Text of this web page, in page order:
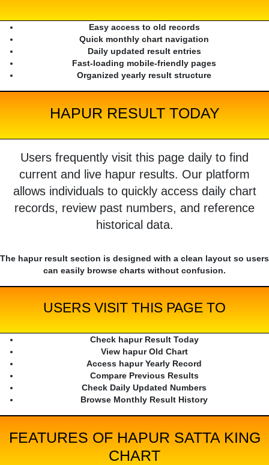
Easy access to old records
Quick monthly chart navigation
Daily updated result entries
Fast-loading mobile-friendly pages
Organized yearly result structure
HAPUR RESULT TODAY
Users frequently visit this page daily to find
current and live hapur results. Our platform
allows individuals to quickly access daily chart
records, review past numbers, and reference
historical data.
The hapur result section is designed with a clean layout so users
can easily browse charts without confusion.
USERS VISIT THIS PAGE TO
Check hapur Result Today
View hapur Old Chart
Access hapur Yearly Record
Compare Previous Results
Check Daily Updated Numbers
Browse Monthly Result History
FEATURES OF HAPUR SATTA KING
CHART